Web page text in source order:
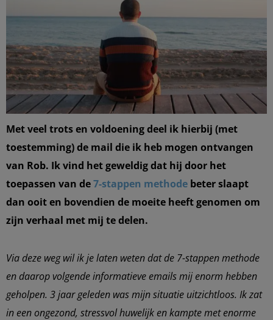
Met veel trots en voldoening deel ik hierbij (met
toestemming) de mail die ik heb mogen ontvangen
van Rob. Ik vind het geweldig dat hij door het
toepassen van de7-stappen methode beter slaapt
dan ooit en bovendien de moeite heeft genomen om
zijn verhaal met mij te delen.
Via deze weg wil ik je laten weten dat de 7-stappen methode
en daarop volgende informatieve emails mij enorm hebben
geholpen. 3 jaar geleden was mijn situatie uitzichtloos. Ik zat
in een ongezond, stressvol huwelijk en kampte met enorme